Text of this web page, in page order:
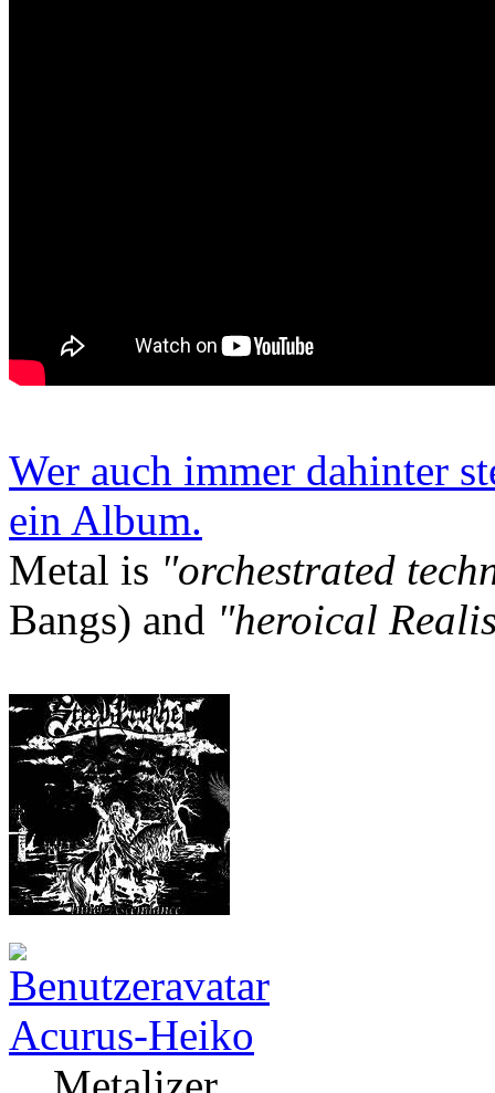
Wer auch immer dahinter
ein Album.
Metal is "orchestrated
Bangs) and "heroical
Acurus-Heiko